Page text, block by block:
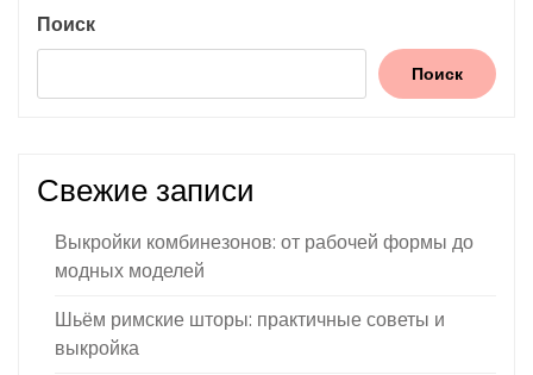
Поиск
Поиск
Свежие записи
Выкройки комбинезонов: от рабочей формы до
модных моделей
Шьём римские шторы: практичные советы и
выкройка